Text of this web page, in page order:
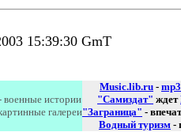
15:39:30 GmT
военные истории
галереи
Music.lib.ru - mp3
"Самиздат" ждет
"Заграница" -
Водный туризм -